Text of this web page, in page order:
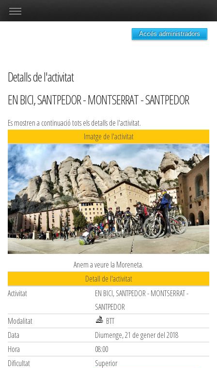
Accés administradors
Detalls de l'activitat
EN BICI, SANTPEDOR - MONTSERRAT - SANTPEDOR
Es mostren a continuació tots els detalls de l'activitat.
Imatge de l'activitat
Anem a veure la Moreneta.
Detall de l'activitat
Activitat
EN BICI, SANTPEDOR - MONTSERRAT -
SANTPEDOR
Modalitat
BTT
Data
Diumenge, 21 de gener del 2018
Hora
08:00
Dificultat
Superior